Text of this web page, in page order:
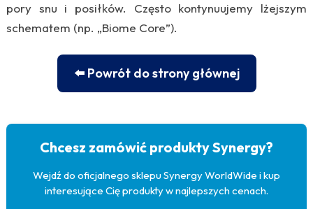
pory snu i posiłków. Często kontynuujemy lżejszym
schematem (np. „Biome Core”).
⬅️ Powrót do strony głównej
Chcesz zamówić produkty Synergy?
Wejdź do oficjalnego sklepu Synergy WorldWide i kup
interesujące Cię produkty w najlepszych cenach.